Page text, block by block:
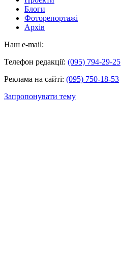
Блоги
Фоторепортажі
Архів
Наш e-mail:
Телефон редакції: (095) 794-29-25
Реклама на сайті: (095) 750-18-53
Запропонувати тему